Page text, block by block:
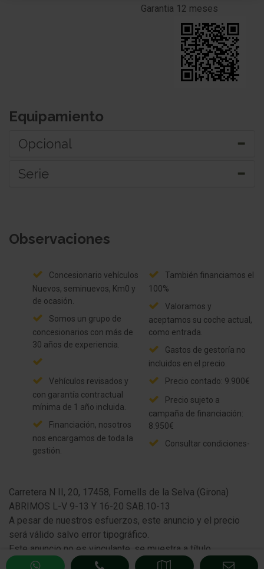
Garantia 12 meses
Equipamiento
Opcional
Climatizador automático
acompañante
Serie
Paquete Cromo
Carrocería: 3 puertas
Rejilla paragolpes Cromado
Retrovisor exterior regulable eléctricamente y
calefactable, ambos
Techo panorámico (Cristal)
Luces antiniebla
Limpialuneta trasera
Lunas tintado
Lunas atérmicas
Luna trasera calefactable(s)
Sistema de audio: Radio con CD y MP3
Observaciones
Concesionario vehículos
Nuevos, seminuevos, Km0 y
de ocasión.
Somos un grupo de
concesionarios con más de
30 años de experiencia.
Vehículos revisados y
con garantía contractual
mínima de 1 año incluida.
Financiación, nosotros
nos encargamos de toda la
gestión.
También financiamos el
100%
Valoramos y
aceptamos su coche actual,
como entrada.
Gastos de gestoría no
incluidos en el precio.
Precio contado: 9.900€
Precio sujeto a
campaña de financiación:
8.950€
Consultar condiciones-
Carretera N II, 20, 17458, Fornells de la Selva (Girona)
ABRIMOS L-V 9-13 Y 16-20 SAB.10-13
A pesar de nuestros esfuerzos, este anuncio y el precio
será válido salvo error tipográfico.
Este anuncio no es vinculante, se muestra a título
informativo no contractual.